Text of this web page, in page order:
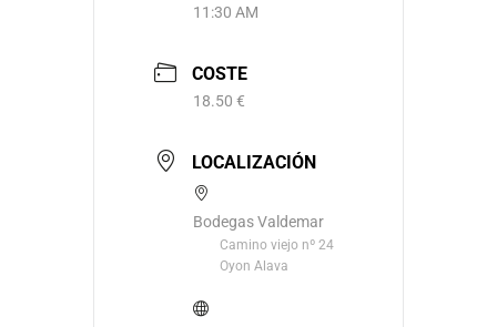
11:30 AM
COSTE
18.50 €
LOCALIZACIÓN
Bodegas Valdemar
Camino viejo nº 24
Oyon Alava